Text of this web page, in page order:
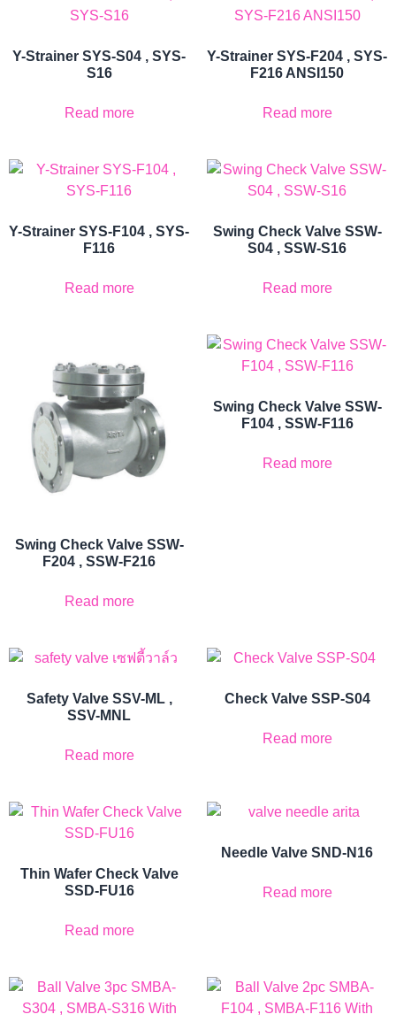
Y-Strainer SYS-S04 , SYS-
S16
Read more
Y-Strainer SYS-F204 , SYS-
F216 ANSI150
Read more
Y-Strainer SYS-F104 , SYS-
F116
Read more
Swing Check Valve SSW-
S04 , SSW-S16
Read more
Swing Check Valve SSW-
F204 , SSW-F216
Read more
Swing Check Valve SSW-
F104 , SSW-F116
Read more
Safety Valve SSV-ML ,
SSV-MNL
Read more
Check Valve SSP-S04
Read more
Thin Wafer Check Valve
SSD-FU16
Read more
Needle Valve SND-N16
Read more